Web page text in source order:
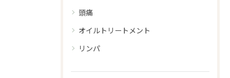
頭痛
オイルトリートメント
リンパ